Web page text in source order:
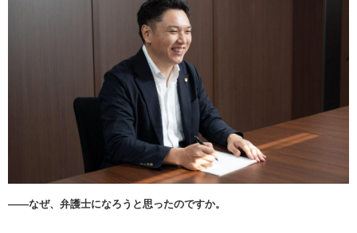
――なぜ、弁護士になろうと思ったのですか。